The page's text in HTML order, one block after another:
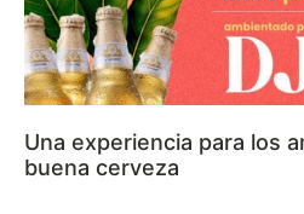
Una experiencia para los
buena cerveza